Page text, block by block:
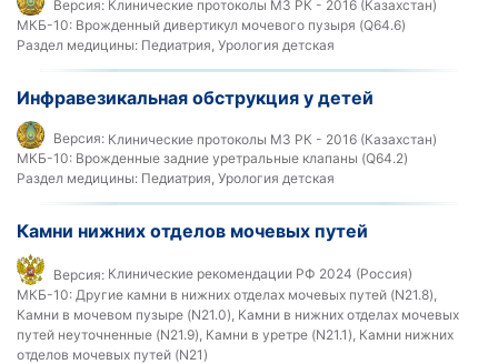
Версия: Клинические протоколы МЗ РК - 2016 (Казахстан)
МКБ-10: Врожденный дивертикул мочевого пузыря (Q64.6)
Раздел медицины: Педиатрия, Урология детская
Инфравезикальная обструкция у детей
Версия: Клинические протоколы МЗ РК - 2016 (Казахстан)
МКБ-10: Врожденные задние уретральные клапаны (Q64.2)
Раздел медицины: Педиатрия, Урология детская
Камни нижних отделов мочевых путей
Версия: Клинические рекомендации РФ 2024 (Россия)
МКБ-10: Другие камни в нижних отделах мочевых путей (N21.8),
Камни в мочевом пузыре (N21.0), Камни в нижних отделах мочевых
путей неуточненные (N21.9), Камни в уретре (N21.1), Камни нижних
отделов мочевых путей (N21)